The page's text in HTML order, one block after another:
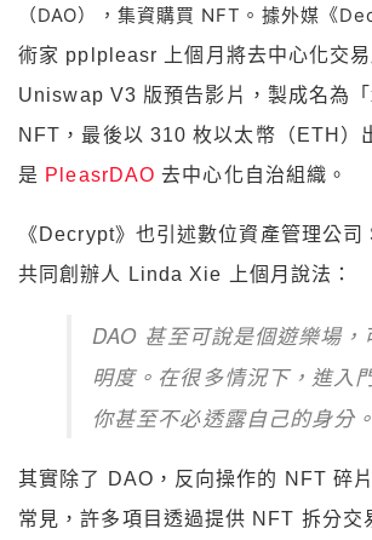
（DAO），集資購買 NFT。據外媒《
術家 pplpleasr 上個月將去中心化交易
Uniswap V3 版預告影片，製成名為
NFT，最後以 310 枚以太幣（ETH）
是 PleasrDAO 去中心化自治組織。
《Decrypt》也引述數位資產管理公
共同創辦人 Linda Xie 上個月說法：
DAO 甚至可說是個遊樂場，
明度。在很多情況下，進入
你甚至不必透露自己的身分。
其實除了 DAO，反向操作的 NFT 碎
常見，許多項目透過提供 NFT 拆分交